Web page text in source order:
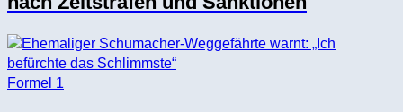
Formel 1